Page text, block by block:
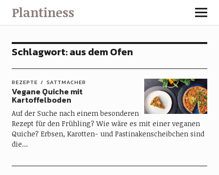
Plantiness
Schlagwort:aus dem Ofen
REZEPTE SATTMACHER
Vegane Quiche mit
Kartoffelboden
Auf der Suche nach einem besonderen
Rezept für den Frühling? Wie wäre es mit einer veganen
Quiche? Erbsen, Karotten- und Pastinakenscheibchen sind
die…